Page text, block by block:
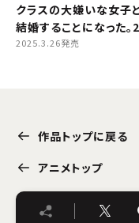
クラスの大嫌いな女子
結婚することになった。2
2025.3.26発売
作品トップに戻る
アニメトップ